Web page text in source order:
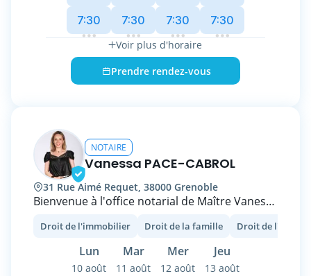
7:30
7:30
7:30
7:30
Voir plus d'horaire
Prendre rendez-vous
NOTAIRE
Vanessa PACE-CABROL
31 Rue Aimé Requet, 38000 Grenoble
Bienvenue à l'office notarial de Maître Vanessa
quartier de la Presqu’île (en face du C.E.A.).
L’implantation dans ce quartier en plein
développement, a été un choix tourné vers
Droit de l'immobilier Droit de la famille Droit de
Lun Mar Mer Jeu
10 août 11 août 12 août 13 août